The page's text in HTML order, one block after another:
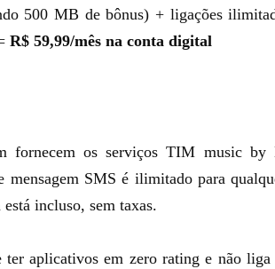
500 MB de bônus) + ligações
R$ 59,99/mês na conta digital
fornecem os serviçosTIM music by
mensagem SMS é ilimitadopara
incluso, sem taxas.
ter aplicativos em zero rating e não